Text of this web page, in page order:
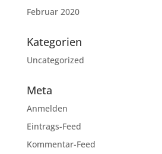
Februar 2020
Kategorien
Uncategorized
Meta
Anmelden
Eintrags-Feed
Kommentar-Feed